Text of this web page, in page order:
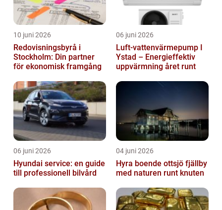
10 juni 2026
Redovisningsbyrå i
Stockholm: Din partner
för ekonomisk framgång
06 juni 2026
Luft-vattenvärmepump I
Ystad – Energieffektiv
uppvärmning året runt
06 juni 2026
Hyundai service: en guide
till professionell bilvård
04 juni 2026
Hyra boende ottsjö fjällby
med naturen runt knuten